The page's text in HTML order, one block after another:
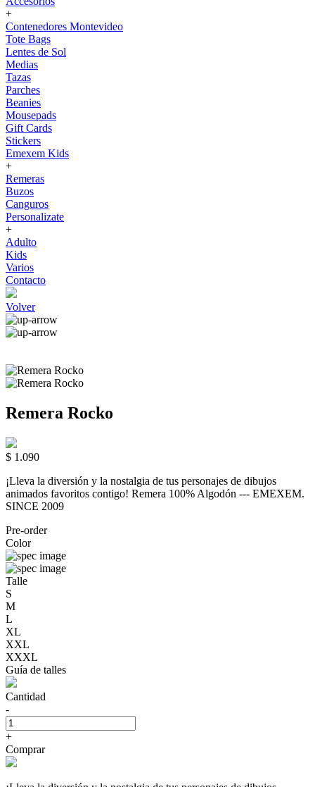
+
Contenedores Montevideo
Tote Bags
Lentes de Sol
Medias
Tazas
Parches
Beanies
Mousepads
Gift Cards
Stickers
Emexem Kids
+
Remeras
Buzos
Canguros
Personalizate
+
Adulto
Kids
Varios
Contacto
Volver
Remera Rocko
$ 1.090
¡Lleva la diversión y la nostalgia de tus personajes de dibujos
animados favoritos contigo! Remera 100% Algodón --- EMEXEM.
SINCE 2009
Pre-order
Color
Talle
S
M
L
XL
XXL
XXXL
Guía de talles
Cantidad
-
+
Comprar